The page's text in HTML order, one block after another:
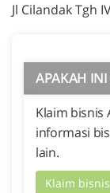
Jl Cilandak Tgh
APAKAH
Klaim bisnis
informasi
lain.
Klaim